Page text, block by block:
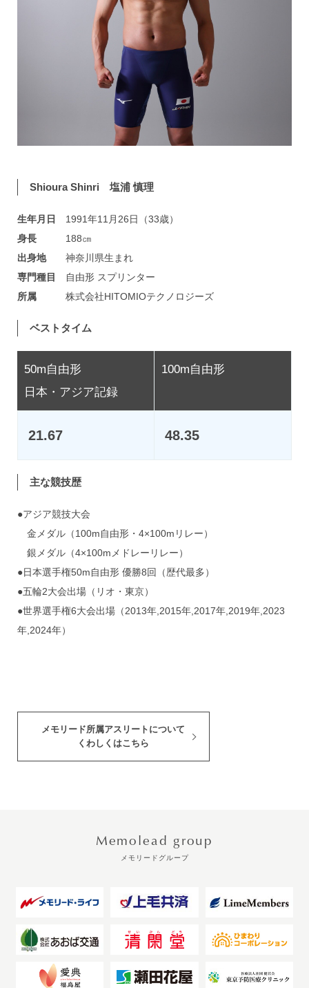
Shioura Shinri 塩浦 慎理
生年月日
1991年11月26日（33歳）
身長 188㎝
出身地神奈川県生まれ
専門種目
自由形 スプリンター
所属 株式会社HITOMIOテクノロジーズ
ベストタイム
50m自由形
日本・アジア記録
100m自由形
21.67 48.35
主な競技歴
●アジア競技大会
金メダル（100m自由形・4×100mリレー）
銀メダル（4×100mメドレーリレー）
●日本選手権50m自由形 優勝8回（歴代最多）
●五輪2大会出場（リオ・東京）
●世界選手権6大会出場（2013年,2015年,2017年,2019年,2023
年,2024年）
メモリード所属アスリートについて
くわしくはこちら
Memolead group
メモリードグループ